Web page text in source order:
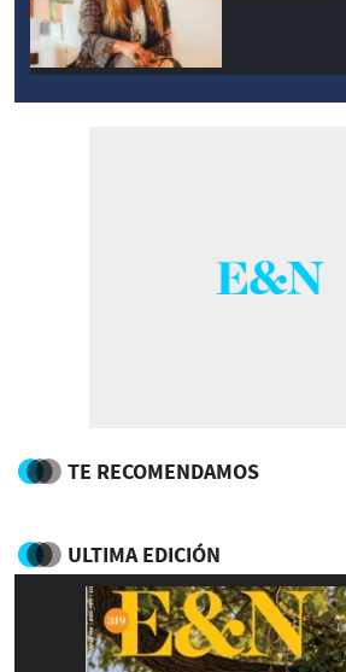
TE RECOMENDAMOS
ULTIMA EDICIÓN